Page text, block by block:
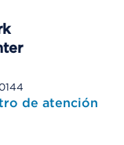
de atención